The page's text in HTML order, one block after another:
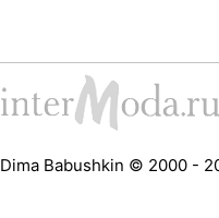
Dima Babushkin © 2000 -